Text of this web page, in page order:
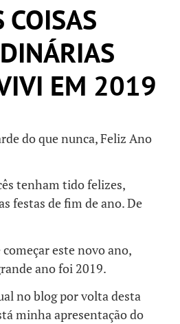
COISAS
EM 2019
do que nunca, Feliz Ano
tenham tido felizes,
festas de fim de ano. De
este novo ano,
ano foi 2019.
no blog por volta desta
minha apresentação do